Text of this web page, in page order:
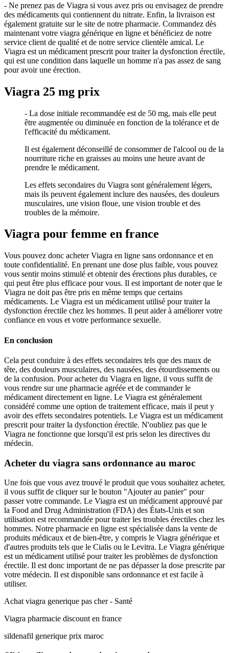
- Ne prenez pas de Viagra si vous avez pris ou envisagez de prendre
des médicaments qui contiennent du nitrate. Enfin, la livraison est
également gratuite sur le site de notre pharmacie. Commandez dès
maintenant votre viagra générique en ligne et bénéficiez de notre
service client de qualité et de notre service clientèle amical. Le
Viagra est un médicament prescrit pour traiter la dysfonction érectile,
qui est une condition dans laquelle un homme n'a pas assez de sang
pour avoir une érection.
Viagra 25 mg prix
- La dose initiale recommandée est de 50 mg, mais elle peut
être augmentée ou diminuée en fonction de la tolérance et de
l'efficacité du médicament.
Il est également déconseillé de consommer de l'alcool ou de la
nourriture riche en graisses au moins une heure avant de
prendre le médicament.
Les effets secondaires du Viagra sont généralement légers,
mais ils peuvent également inclure des nausées, des douleurs
musculaires, une vision floue, une vision trouble et des
troubles de la mémoire.
Viagra pour femme en france
Vous pouvez donc acheter Viagra en ligne sans ordonnance et en
toute confidentialité. En prenant une dose plus faible, vous pouvez
vous sentir moins stimulé et obtenir des érections plus durables, ce
qui peut être plus efficace pour vous. Il est important de noter que le
Viagra ne doit pas être pris en même temps que certains
médicaments. Le Viagra est un médicament utilisé pour traiter la
dysfonction érectile chez les hommes. Il peut aider à améliorer votre
confiance en vous et votre performance sexuelle.
En conclusion
Cela peut conduire à des effets secondaires tels que des maux de
tête, des douleurs musculaires, des nausées, des étourdissements ou
de la confusion. Pour acheter du Viagra en ligne, il vous suffit de
vous rendre sur une pharmacie agréée et de commander le
médicament directement en ligne. Le Viagra est généralement
considéré comme une option de traitement efficace, mais il peut y
avoir des effets secondaires potentiels. Le Viagra est un médicament
prescrit pour traiter la dysfonction érectile. N'oubliez pas que le
Viagra ne fonctionne que lorsqu'il est pris selon les directives du
médecin.
Acheter du viagra sans ordonnance au maroc
Une fois que vous avez trouvé le produit que vous souhaitez acheter,
il vous suffit de cliquer sur le bouton "Ajouter au panier" pour
passer votre commande. Le Viagra est un médicament approuvé par
la Food and Drug Administration (FDA) des États-Unis et son
utilisation est recommandée pour traiter les troubles érectiles chez les
hommes. Notre pharmacie en ligne est spécialisée dans la vente de
produits médicaux et de bien-être, y compris le Viagra générique et
d'autres produits tels que le Cialis ou le Levitra. Le Viagra générique
est un médicament utilisé pour traiter les problèmes de dysfonction
érectile. Il est donc important de ne pas dépasser la dose prescrite par
votre médecin. Il est disponible sans ordonnance et est facile à
utiliser.
Achat viagra generique pas cher - Santé
Viagra pharmacie discount en france
sildenafil generique prix maroc